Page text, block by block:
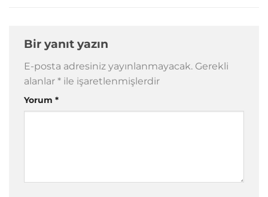
Bir yanıt yazın
E-posta adresiniz yayınlanmayacak. Gerekli
alanlar * ile işaretlenmişlerdir
Yorum *